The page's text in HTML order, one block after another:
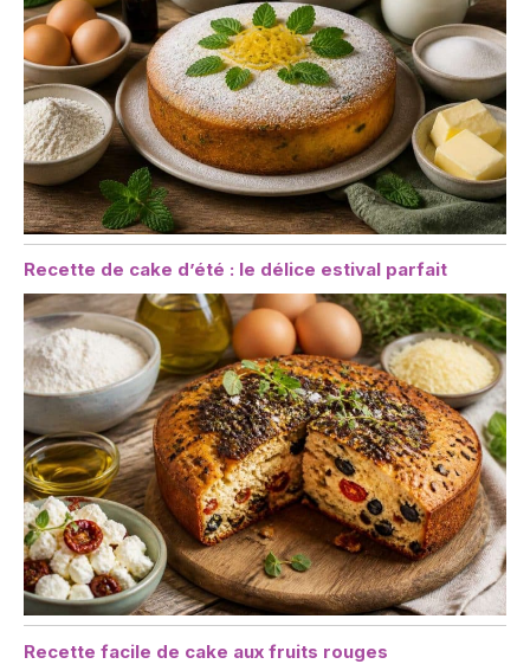
Recette de cake d’été : le délice estival parfait
Recette facile de cake aux fruits rouges